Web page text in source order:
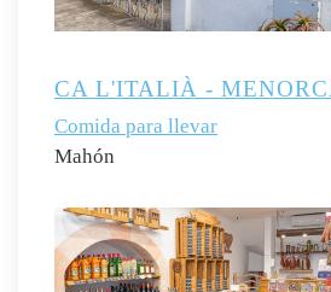
CA L'ITALIÀ -
Comida para llevar
Mahón